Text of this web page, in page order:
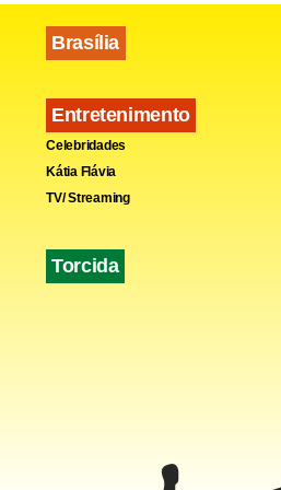
Brasília
Entretenimento
Celebridades
Kátia Flávia
TV/ Streaming
Torcida